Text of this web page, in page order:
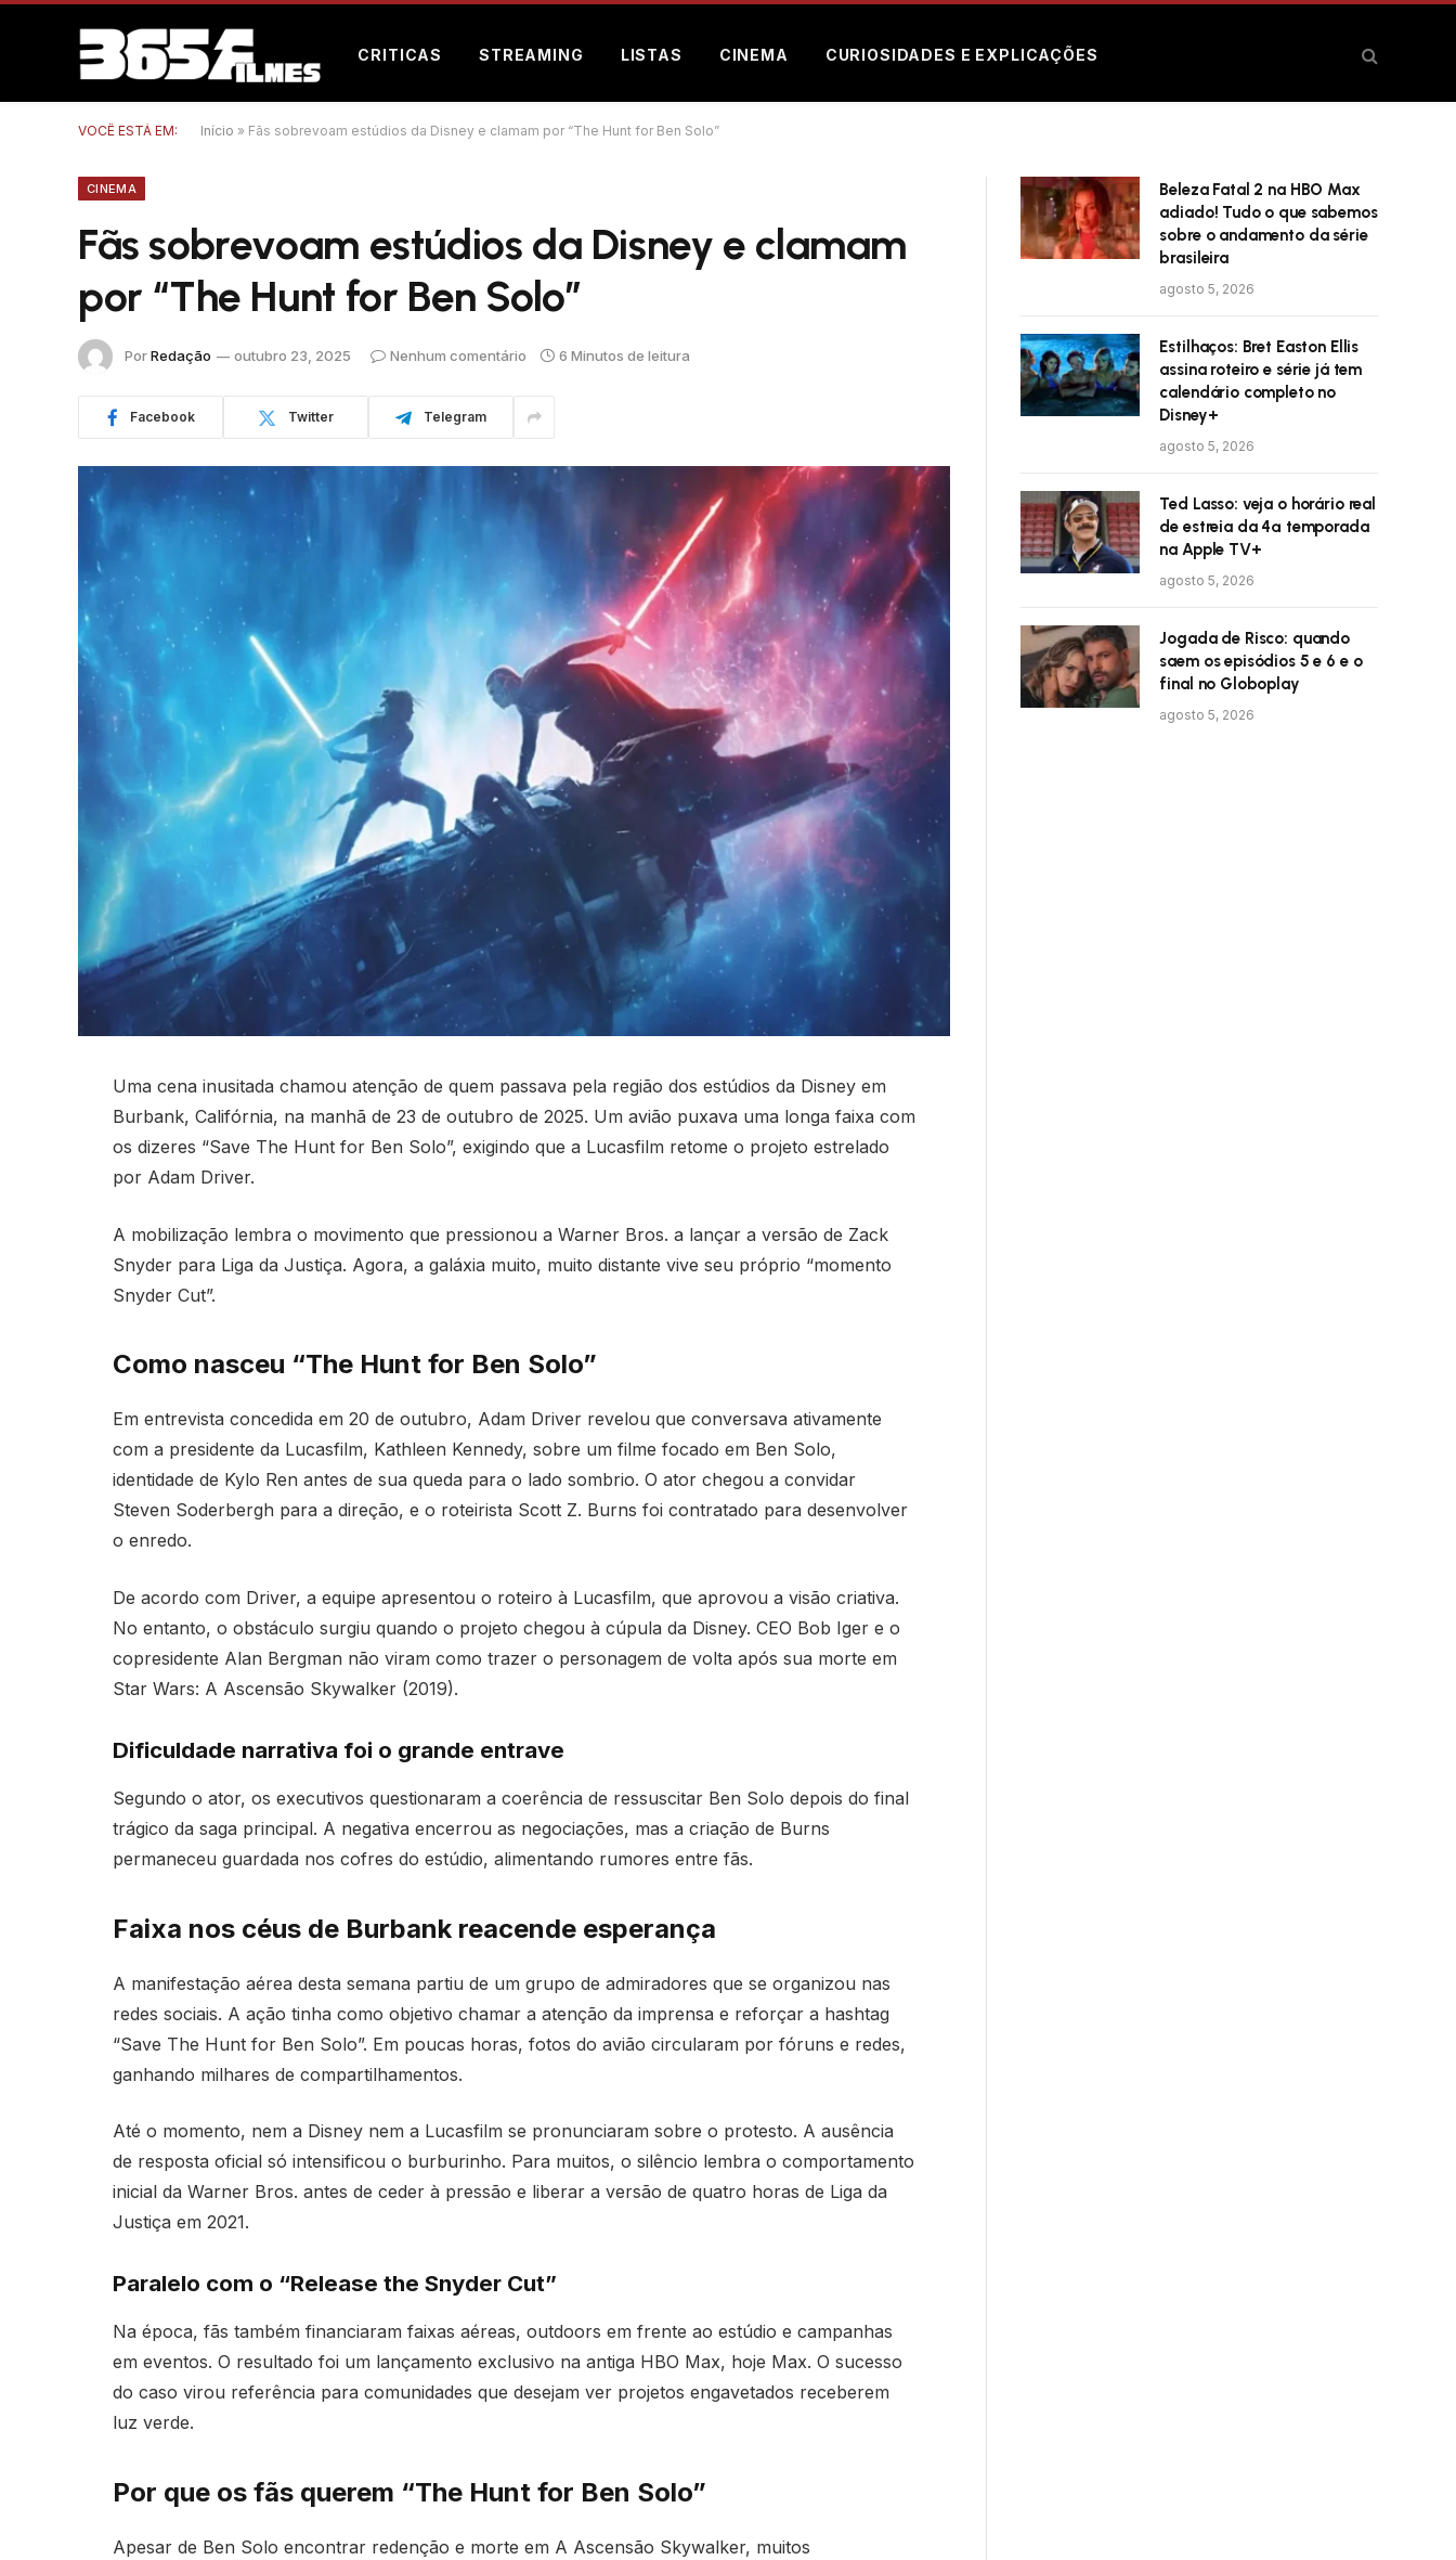
CRITICAS STREAMING LISTAS CINEMA CURIOSIDADES E EXPLICAÇÕES
VOCÊ ESTÁ EM: Início » Fãs sobrevoam estúdios da Disney e clamam por “The Hunt for Ben Solo”
CINEMA
Fãs sobrevoam estúdios da Disney e clamam
por “The Hunt for Ben Solo”
PorRedação outubro 23, 2025 Nenhum comentário 6 Minutos de leitura
Facebook Twitter Telegram
Uma cena inusitada chamou atenção de quem passava pela região dos estúdios da Disney em
Burbank, Califórnia, na manhã de 23 de outubro de 2025. Um avião puxava uma longa faixa com
os dizeres “Save The Hunt for Ben Solo”, exigindo que a Lucasfilm retome o projeto estrelado
por Adam Driver.
A mobilização lembra o movimento que pressionou a Warner Bros. a lançar a versão de Zack
Snyder para Liga da Justiça. Agora, a galáxia muito, muito distante vive seu próprio “momento
Snyder Cut”.
Como nasceu “The Hunt for Ben Solo”
Em entrevista concedida em 20 de outubro, Adam Driver revelou que conversava ativamente
com a presidente da Lucasfilm, Kathleen Kennedy, sobre um filme focado em Ben Solo,
identidade de Kylo Ren antes de sua queda para o lado sombrio. O ator chegou a convidar
Steven Soderbergh para a direção, e o roteirista Scott Z. Burns foi contratado para desenvolver
o enredo.
De acordo com Driver, a equipe apresentou o roteiro à Lucasfilm, que aprovou a visão criativa.
No entanto, o obstáculo surgiu quando o projeto chegou à cúpula da Disney. CEO Bob Iger e o
copresidente Alan Bergman não viram como trazer o personagem de volta após sua morte em
Star Wars: A Ascensão Skywalker (2019).
Dificuldade narrativa foi o grande entrave
Segundo o ator, os executivos questionaram a coerência de ressuscitar Ben Solo depois do final
trágico da saga principal. A negativa encerrou as negociações, mas a criação de Burns
permaneceu guardada nos cofres do estúdio, alimentando rumores entre fãs.
Faixa nos céus de Burbank reacende esperança
A manifestação aérea desta semana partiu de um grupo de admiradores que se organizou nas
redes sociais. A ação tinha como objetivo chamar a atenção da imprensa e reforçar a hashtag
“Save The Hunt for Ben Solo”. Em poucas horas, fotos do avião circularam por fóruns e redes,
ganhando milhares de compartilhamentos.
Até o momento, nem a Disney nem a Lucasfilm se pronunciaram sobre o protesto. A ausência
de resposta oficial só intensificou o burburinho. Para muitos, o silêncio lembra o comportamento
inicial da Warner Bros. antes de ceder à pressão e liberar a versão de quatro horas de Liga da
Justiça em 2021.
Paralelo com o “Release the Snyder Cut”
Na época, fãs também financiaram faixas aéreas, outdoors em frente ao estúdio e campanhas
em eventos. O resultado foi um lançamento exclusivo na antiga HBO Max, hoje Max. O sucesso
do caso virou referência para comunidades que desejam ver projetos engavetados receberem
luz verde.
Por que os fãs querem “The Hunt for Ben Solo”
Apesar de Ben Solo encontrar redenção e morte em A Ascensão Skywalker, muitos
Beleza Fatal 2 na HBO Max
adiado! Tudo o que sabemos
sobre o andamento da série
brasileira
agosto 5, 2026
Estilhaços: Bret Easton Ellis
assina roteiro e série já tem
calendário completo no
Disney+
agosto 5, 2026
Ted Lasso: veja o horário real
de estreia da 4ª temporada
na Apple TV+
agosto 5, 2026
Jogada de Risco: quando
saem os episódios 5 e 6 e o
final no Globoplay
agosto 5, 2026